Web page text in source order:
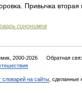
Привычка
синонимов
2000-2026 Обратная
словарей на сайты , сделанные